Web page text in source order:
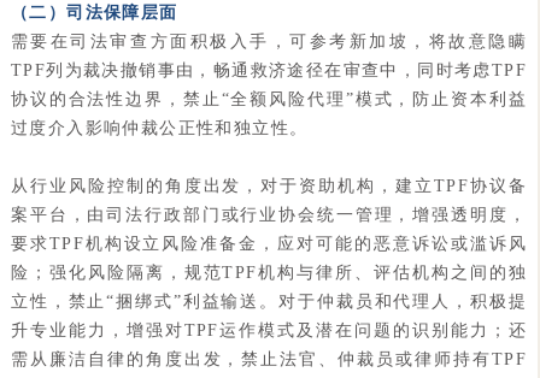
（二）司法保障层面
需要在司法审查方面积极入手，可参考新加坡，将故意隐瞒
TPF列为裁决撤销事由，畅通救济途径在审查中，同时考虑TPF
协议的合法性边界，禁止“全额风险代理”模式，防止资本利益
过度介入影响仲裁公正性和独立性。
从行业风险控制的角度出发，对于资助机构，建立TPF协议备
案平台，由司法行政部门或行业协会统一管理，增强透明度，
要求TPF机构设立风险准备金，应对可能的恶意诉讼或滥诉风
险；强化风险隔离，规范TPF机构与律所、评估机构之间的独
立性，禁止“捆绑式”利益输送。对于仲裁员和代理人，积极提
升专业能力，增强对TPF运作模式及潜在问题的识别能力；还
需从廉洁自律的角度出发，禁止法官、仲裁员或律师持有TPF